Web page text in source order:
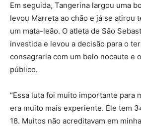
Em seguida, Tangerina largou uma
levou Marreta ao chão e já se atirou
um mata-leão. O atleta de São
investida e levou a decisão para o
consagraria com um belo nocaute e
público.
“Essa luta foi muito importante para
era muito mais experiente. Ele tem
18. Muitos não acreditavam em